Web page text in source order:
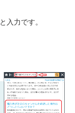
と入力です。